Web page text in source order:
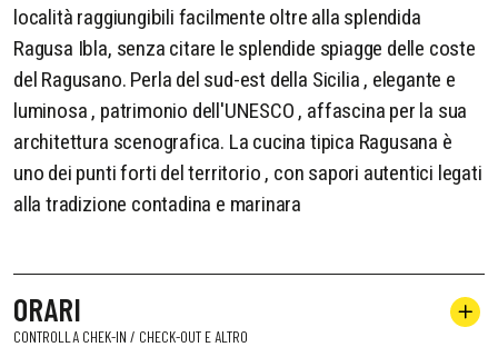
località raggiungibili facilmente oltre alla splendida
Ragusa Ibla, senza citare le splendide spiagge delle coste
del Ragusano. Perla del sud-est della Sicilia , elegante e
luminosa , patrimonio dell'UNESCO , affascina per la sua
architettura scenografica. La cucina tipica Ragusana è
uno dei punti forti del territorio , con sapori autentici legati
alla tradizione contadina e marinara
ORARI
CONTROLLA CHEK-IN / CHECK-OUT E ALTRO